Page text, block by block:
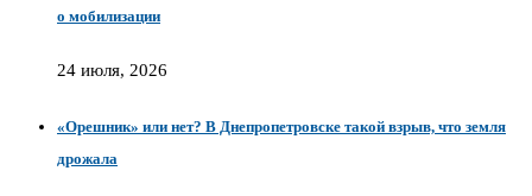
о мобилизации
24 июля, 2026
«Орешник» или нет? В Днепропетровске такой взрыв, что земля
дрожала